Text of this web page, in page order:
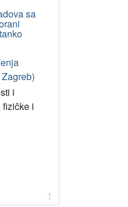
sa
i
fizičke i
1